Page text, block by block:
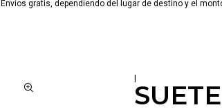
Envíos gratis, dependiendo del lugar de destino y el
|